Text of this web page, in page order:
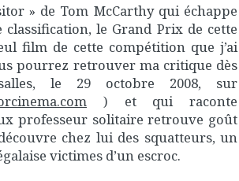
» de Tom McCarthy qui échappe
classification, le Grand Prix de cette
film de cette compétition que j’ai
pourrez retrouver ma critique dès
le 29 octobre 2008, sur
) et qui raconte
professeur solitaire retrouve goût
chez lui des squatteurs, un
victimes d’un escroc.